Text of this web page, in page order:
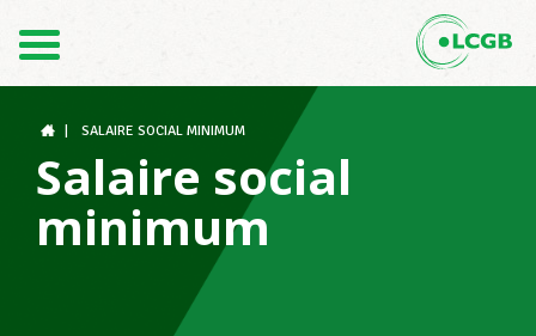
DE
Le LCGB
Structures syndicales
SALAIRE SOCIAL MINIMUM
Salaire social
minimum